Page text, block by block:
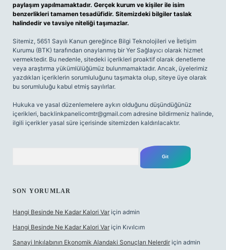
paylaşım yapılmamaktadır. Gerçek kurum ve kişiler ile isim
benzerlikleri tamamen tesadüfidir. Sitemizdeki bilgiler taslak
halindedir ve tavsiye niteliği taşımazlar.
Sitemiz, 5651 Sayılı Kanun gereğince Bilgi Teknolojileri ve İletişim
Kurumu (BTK) tarafından onaylanmış bir Yer Sağlayıcı olarak hizmet
vermektedir. Bu nedenle, sitedeki içerikleri proaktif olarak denetleme
veya araştırma yükümlülüğümüz bulunmamaktadır. Ancak, üyelerimiz
yazdıkları içeriklerin sorumluluğunu taşımakta olup, siteye üye olarak
bu sorumluluğu kabul etmiş sayılırlar.
Hukuka ve yasal düzenlemelere aykırı olduğunu düşündüğünüz
içerikleri, backlinkpanelicomtr@gmail.com adresine bildirmeniz halinde,
ilgili içerikler yasal süre içerisinde sitemizden kaldırılacaktır.
SON YORUMLAR
Hangi Besinde Ne Kadar Kalori Var için admin
Hangi Besinde Ne Kadar Kalori Var için Kıvılcım
Sanayi Inkılabının Ekonomik Alandaki Sonuçları Nelerdir için admin